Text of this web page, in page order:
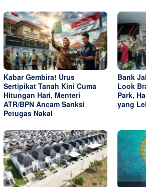
Kabar Gembira! Urus
Sertipikat Tanah Kini Cuma
Hitungan Hari, Menteri
ATR/BPN Ancam Sanksi
Petugas Nakal
Bank
Look
Park,
yang